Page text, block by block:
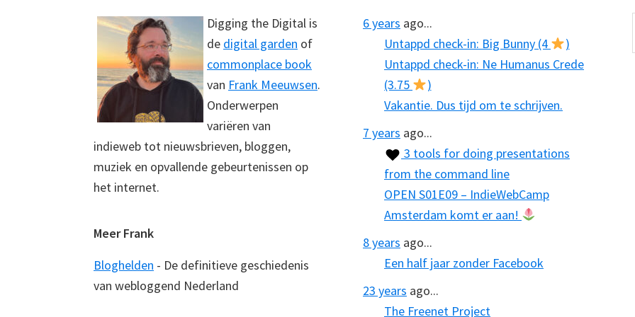
Digging the Digital is
de digital garden of
commonplace book
van Frank Meeuwsen.
Onderwerpen
variëren van
indieweb tot nieuwsbrieven, bloggen,
muziek en opvallende gebeurtenissen op
het internet.
Meer Frank
Bloghelden - De definitieve geschiedenis
van webloggend Nederland
6 years ago...
Untappd check-in: Big Bunny (4
)
Untappd check-in: Ne Humanus Crede
(3.75
)
Vakantie. Dus tijd om te schrijven.
7 years ago...
3 tools for doing presentations
from the command line
OPEN S01E09 – IndieWebCamp
Amsterdam komt er aan!
8 years ago...
Een half jaar zonder Facebook
23 years ago...
The Freenet Project